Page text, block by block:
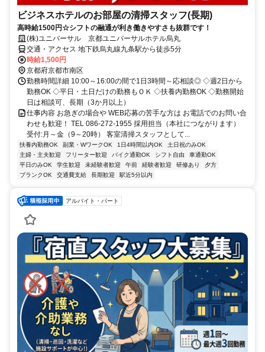
ビジネスホテルのお部屋の清掃スタッフ(長期)
高時給1500円☆シフトの融通が利き働きやすさも抜群です！
(株)ユニバーサル 京都ユニバーサルホテル烏丸
交通・アクセス 地下鉄烏丸線九条駅から徒歩5分
時給1,500円
京都府京都市南区
勤務時間詳細 10:00～16:00の間で1日3時間～応相談◎ ◇週2日から
勤務OK ◇平日・土日だけの勤務もＯＫ ◇扶養内勤務OK ◇勤務開始
日は相談可、長期（3か月以上）
仕事内容 お急ぎの場合や WEB応募の苦手な方は お電話でのお問い合
わせも歓迎！ TEL 086-272-1955 採用担当（本社につながります）
受付:月～金（9～20時） 客室清掃スタッフとして...
扶養内勤務OK 副業・WワークOK 1日4時間以内OK
土日祝のみOK
主婦・主夫歓迎
フリーター歓迎 バイク通勤OK シフト自由
車通勤OK
平日のみOK
学生歓迎 未経験者歓迎 午前 経験者歓迎 研修あり
夕方
ブランクOK
交通費支給 長期歓迎 駅近5分以内
アルバイト・パート